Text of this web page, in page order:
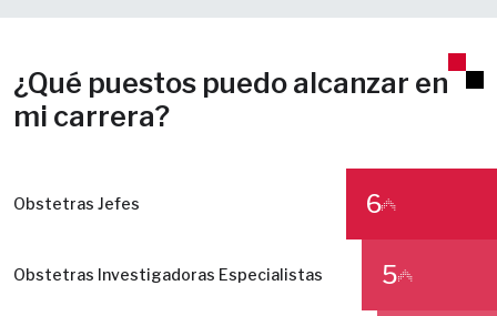
¿Qué puestos puedo alcanzar en
mi carrera?
Obstetras Jefes 6
Obstetras Investigadoras Especialistas 5